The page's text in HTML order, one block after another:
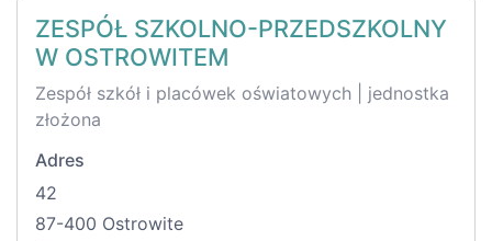
ZESPÓŁ SZKOLNO-PRZEDSZKOLNY
W OSTROWITEM
Zespół szkół i placówek oświatowych | jednostka
złożona
Adres
42
87-400 Ostrowite